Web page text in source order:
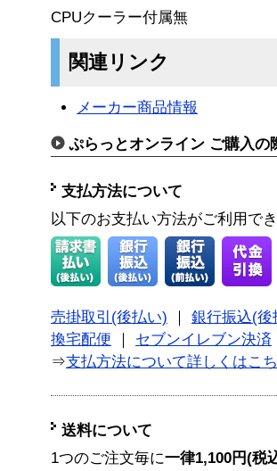
CPUクーラー付属無
関連リンク
メーカー商品情報
ぷらっとオンライン ご購入の
支払方法について
以下のお支払い方法がご利用で
売掛取引(後払い)
銀行振込(後
換宅配便
セブンイレブン決済
⇒支払方法について詳しくはこ
送料について
1つのご注文毎に一律1,100円(税